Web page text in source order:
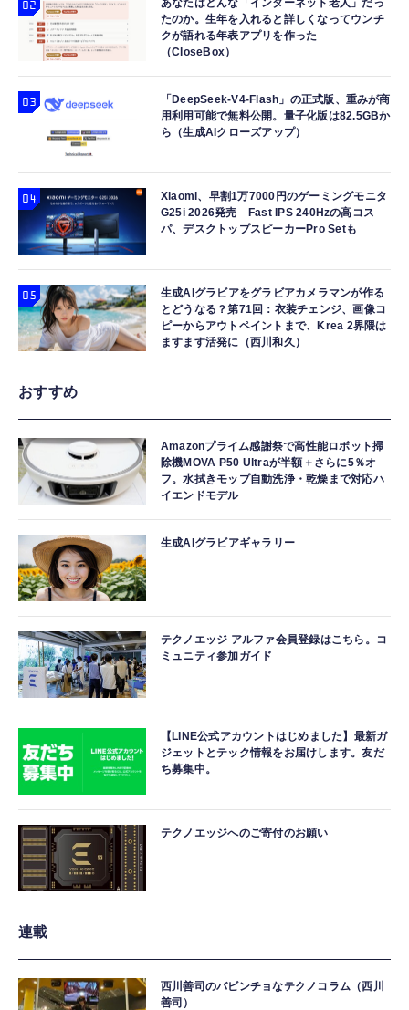
￥7,480
ュア
￥9,918
あなたはどんな「インターネット老人」だっ
たのか。生年を入れると詳しくなってウンチ
クが語れる年表アプリを作った
（CloseBox）
「DeepSeek-V4-Flash」の正式版、重みが商
用利用可能で無料公開。量子化版は82.5GBか
ら（生成AIクローズアップ）
Xiaomi、早割1万7000円のゲーミングモニタ
G25i 2026発売 Fast IPS 240Hzの高コス
パ、デスクトップスピーカーPro Setも
生成AIグラビアをグラビアカメラマンが作る
とどうなる？第71回：衣装チェンジ、画像コ
ピーからアウトペイントまで、Krea 2界隈は
ますます活発に（西川和久）
おすすめ
Amazonプライム感謝祭で高性能ロボット掃
除機MOVA P50 Ultraが半額＋さらに5％オ
フ。水拭きモップ自動洗浄・乾燥まで対応ハ
イエンドモデル
生成AIグラビアギャラリー
テクノエッジ アルファ会員登録はこちら。コ
ミュニティ参加ガイド
【LINE公式アカウントはじめました】最新ガ
ジェットとテック情報をお届けします。友だ
ち募集中。
テクノエッジへのご寄付のお願い
連載
西川善司のバビンチョなテクノコラム（西川
善司）